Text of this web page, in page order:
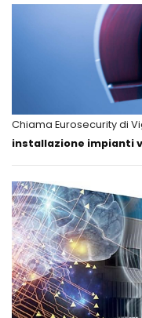
Chiama Eurosecurity di
installazione impianti